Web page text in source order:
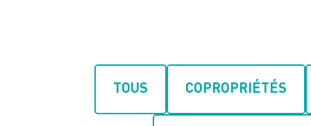
TOUS COPROPRIÉTÉS